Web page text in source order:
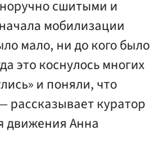
сшитыми и
мобилизации
мало, ни до кого было
это коснулось многих
и поняли, что
рассказывает куратор
движения Анна